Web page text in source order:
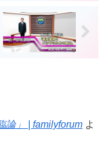
論」 | familyforum よ